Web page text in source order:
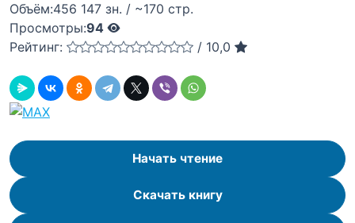
Объём:456 147 зн. / ~170 стр.
Просмотры:94
Рейтинг:
/ 10,0
Начать чтение
Скачать книгу